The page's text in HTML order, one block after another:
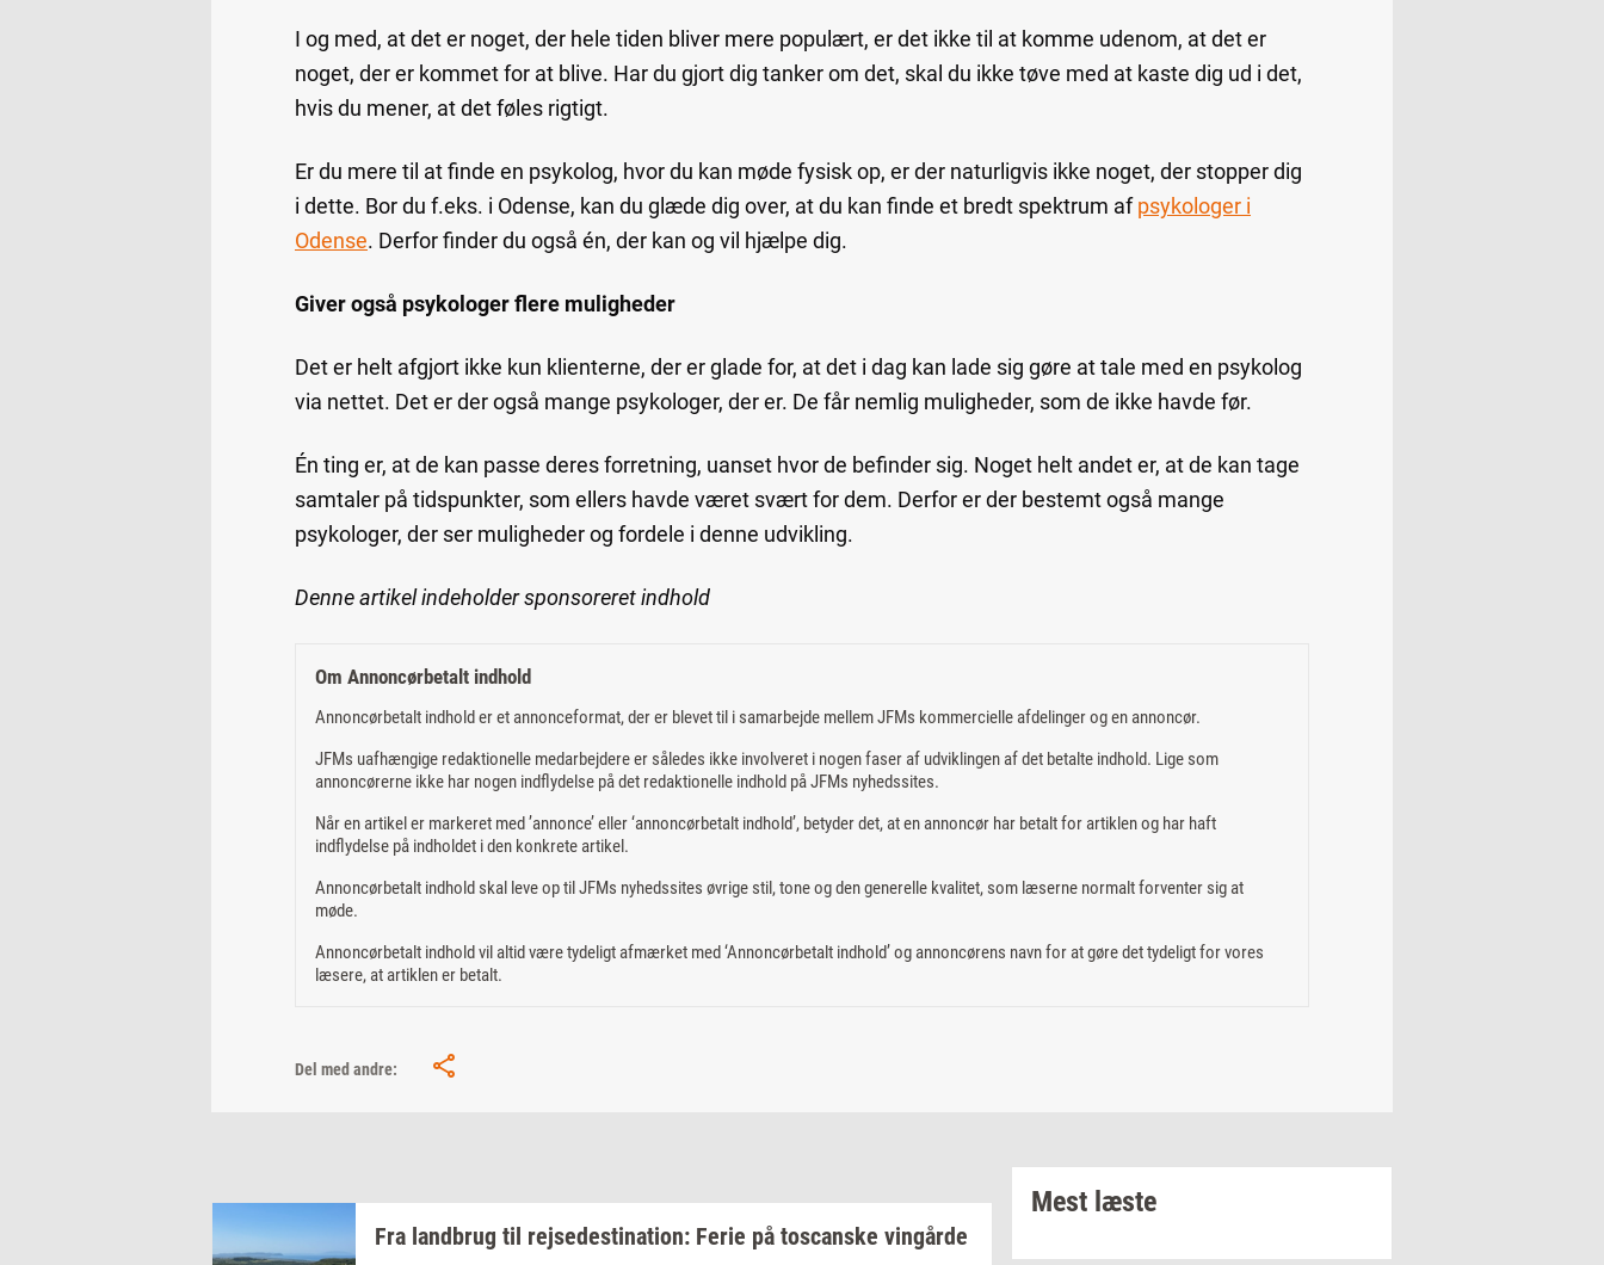
I og med, at det er noget, der hele tiden bliver mere populært, er det ikke til at komme udenom, at det er
noget, der er kommet for at blive. Har du gjort dig tanker om det, skal du ikke tøve med at kaste dig ud i det,
hvis du mener, at det føles rigtigt.
Er du mere til at finde en psykolog, hvor du kan møde fysisk op, er der naturligvis ikke noget, der stopper dig
i dette. Bor du f.eks. i Odense, kan du glæde dig over, at du kan finde et bredt spektrum afpsykologer i
Odense. Derfor finder du også én, der kan og vil hjælpe dig.
Giver også psykologer flere muligheder
Det er helt afgjort ikke kun klienterne, der er glade for, at det i dag kan lade sig gøre at tale med en psykolog
via nettet. Det er der også mange psykologer, der er. De får nemlig muligheder, som de ikke havde før.
Én ting er, at de kan passe deres forretning, uanset hvor de befinder sig. Noget helt andet er, at de kan tage
samtaler på tidspunkter, som ellers havde været svært for dem. Derfor er der bestemt også mange
psykologer, der ser muligheder og fordele i denne udvikling.
Denne artikel indeholder sponsoreret indhold
Om Annoncørbetalt indhold
Annoncørbetalt indhold er et annonceformat, der er blevet til i samarbejde mellem JFMs kommercielle afdelinger og en annoncør.
JFMs uafhængige redaktionelle medarbejdere er således ikke involveret i nogen faser af udviklingen af det betalte indhold. Lige som
annoncørerne ikke har nogen indflydelse på det redaktionelle indhold på JFMs nyhedssites.
Når en artikel er markeret med ’annonce’ eller ‘annoncørbetalt indhold’, betyder det, at en annoncør har betalt for artiklen og har haft
indflydelse på indholdet i den konkrete artikel.
Annoncørbetalt indhold skal leve op til JFMs nyhedssites øvrige stil, tone og den generelle kvalitet, som læserne normalt forventer sig at
møde.
Annoncørbetalt indhold vil altid være tydeligt afmærket med ‘Annoncørbetalt indhold’ og annoncørens navn for at gøre det tydeligt for vores
læsere, at artiklen er betalt.
Del med andre:
Fra land­brug til rej­se­desti­na­tion: Ferie på toscan­ske vin­går­de
Mest læste